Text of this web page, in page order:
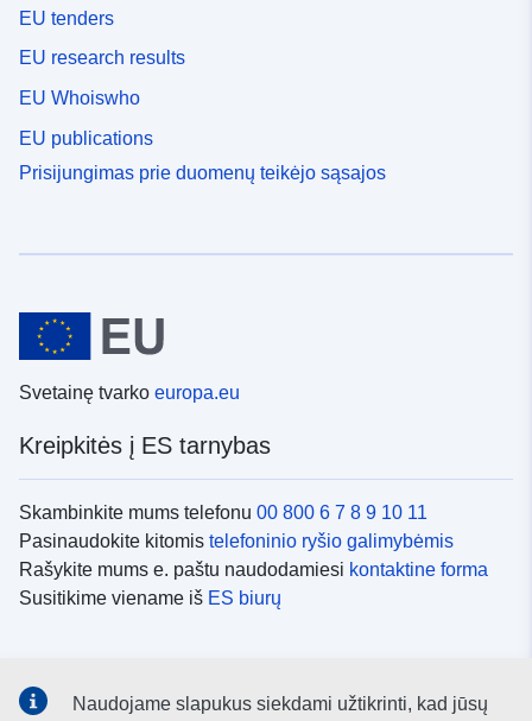
EU tenders
EU research results
EU Whoiswho
EU publications
Prisijungimas prie duomenų teikėjo sąsajos
Svetainę tvarko europa.eu
Kreipkitės į ES tarnybas
Skambinkite mums telefonu 00 800 6 7 8 9 10 11
Pasinaudokite kitomis telefoninio ryšio galimybėmis
Rašykite mums e. paštu naudodamiesi kontaktine forma
Susitikime viename iš ES biurų
Naudojame slapukus siekdami užtikrinti, kad jūsų